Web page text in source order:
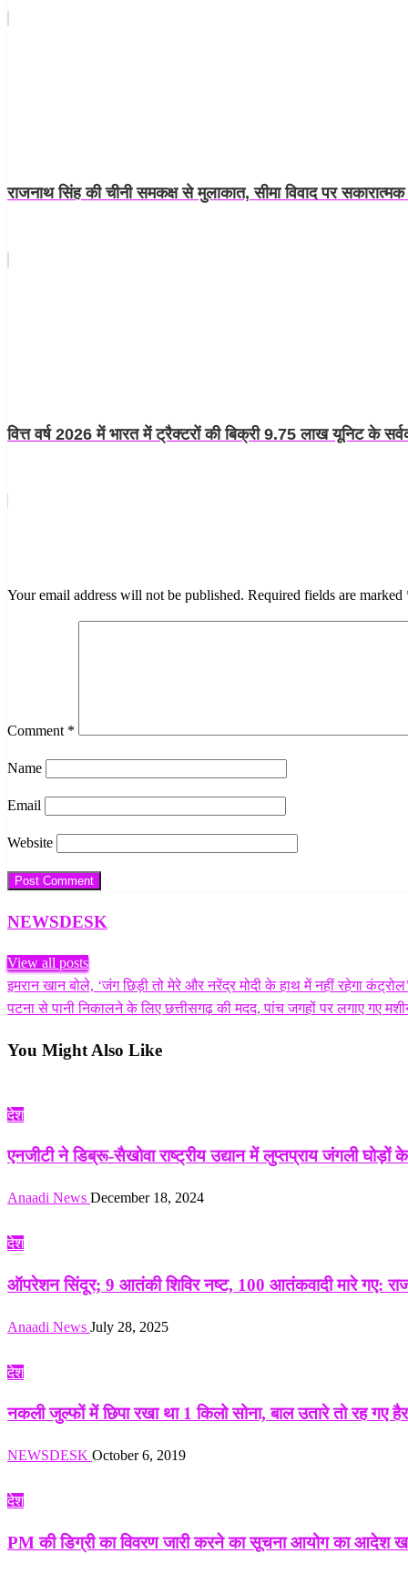
राजनाथ सिंह की चीनी समकक्ष से मुलाकात, सीमा विवाद पर
वित्त वर्ष 2026 में भारत में ट्रैक्टरों की बिक्री 9.75 लाख यूनिट के
Your email address will not be published. Required fields are marked
Comment *
Name
Email
Website
NEWSDESK
View all posts
Post
Previous
Post
इमरान खान बोले, ‘जंग छिड़ी तो मेरे और नरेंद्र मोदी के हाथ में नहीं रहेगा कंट्रोल’
Next
पटना से पानी निकालने के लिए छत्तीसगढ़ की मदद, पांच जगहों पर लगाए गए
You Might Also Like
देश
एनजीटी ने डिब्रू-सैखोवा राष्ट्रीय उद्यान में लुप्तप्राय जंगली घोड़ों
Anaadi News December 18, 2024
देश
ऑपरेशन सिंदूर; 9 आतंकी शिविर नष्ट, 100 आतंकवादी मारे गए:
Anaadi News July 28, 2025
देश
नकली जुल्फों में छिपा रखा था 1 किलो सोना, बाल उतारे तो रह गए
NEWSDESK October 6, 2019
देश
PM की डिग्री का विवरण जारी करने का सूचना आयोग का आदेश